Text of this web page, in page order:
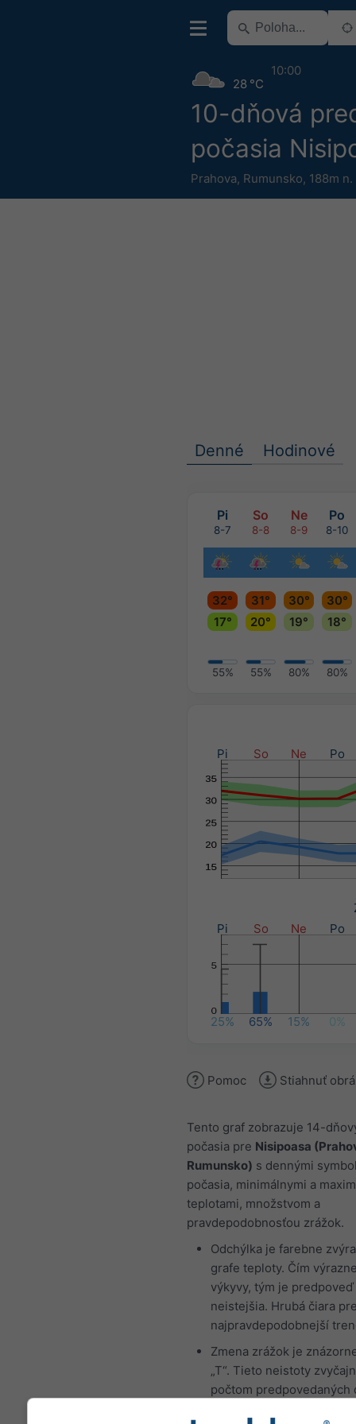
10-dňová
počasia
Prahova, Rumunsko, 188m n.
28 °C
10:00
Denné Hodinové
Pi So Ne Po
8-7 8-8 8-9 8-10
32° 31° 30°
30°
17°
20° 19° 18°
55% 55% 80% 80%
Pi So Ne Po
Pi
So Ne Po
25% 65% 15% 0%
Pomoc Stiahnuť
Tento graf zobrazuje 14-
počasia pre Nisipoasa
Rumunsko) s dennými
počasia, minimálnymi a
teplotami, množstvom a
pravdepodobnosťou zrážok.
Odchýlka je farebne
grafe teploty. Čím
výkyvy, tým je predpoveď
neistejšia. Hrubá čiara
najpravdepodobnejší
Zmena zrážok je
„T“. Tieto neistoty
počtom predpovedaných